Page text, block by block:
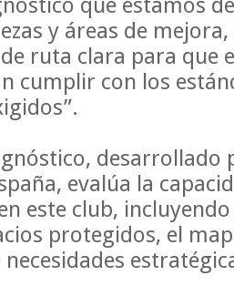
y áreas de
ruta clara para que
cumplir con los
desarrollado
evalúa la
este club,
protegidos, el